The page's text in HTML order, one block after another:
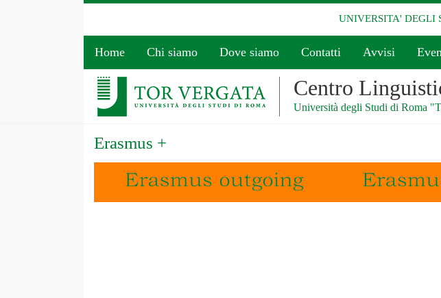
UNIVERSITA' DEGLI
Home Chi siamo Dove siamo Contatti Avvisi
Centro
Università degli Studi di Roma
Erasmus +